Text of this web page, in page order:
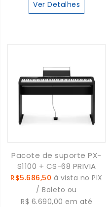
Ver Detalhes
Pacote de suporte PX-
S1100 + CS-68 PRIVIA
R$5.686,50 à vista no PIX
/ Boleto ou
R$ 6.690,00 em até